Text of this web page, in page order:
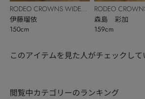
RODEO CROWNS WIDE
BOWL
伊藤瑠依
150cm
RODEO
BOWL
森島 彩加
159cm
このアイテムを見た人がチェックして
閲覧中カテゴリーのランキング